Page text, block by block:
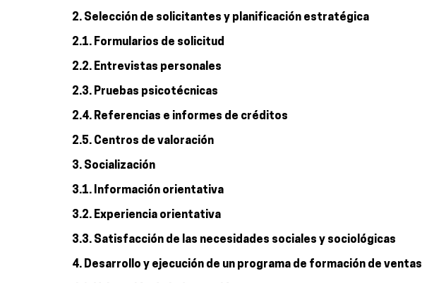
2. Selección de solicitantes y planificación estratégica
2.1. Formularios de solicitud
2.2. Entrevistas personales
2.3. Pruebas psicotécnicas
2.4. Referencias e informes de créditos
2.5. Centros de valoración
3. Socialización
3.1. Información orientativa
3.2. Experiencia orientativa
3.3. Satisfacción de las necesidades sociales y sociológicas
4. Desarrollo y ejecución de un programa de formación de ventas